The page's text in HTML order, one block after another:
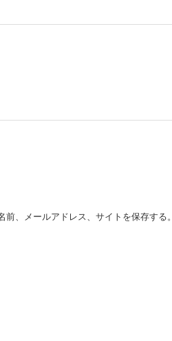
、メールアドレス、サイトを保存する。